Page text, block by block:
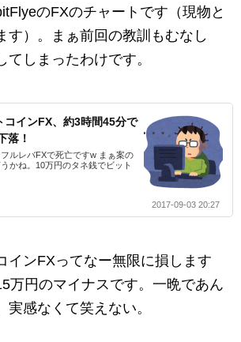
のFXのチャートです（現物と
す）。まぁ前回の教訓もむなし
てしまったわけです。
コインFX、約3時間45分で
落！
ルレバFXで死亡ですw まぁ案の
かね。10万円のタネ銭でビット
2017-09-03 20:27
インFXってなー無限に損します
万円のマイナスです。一晩であん
実感なくて笑えない。